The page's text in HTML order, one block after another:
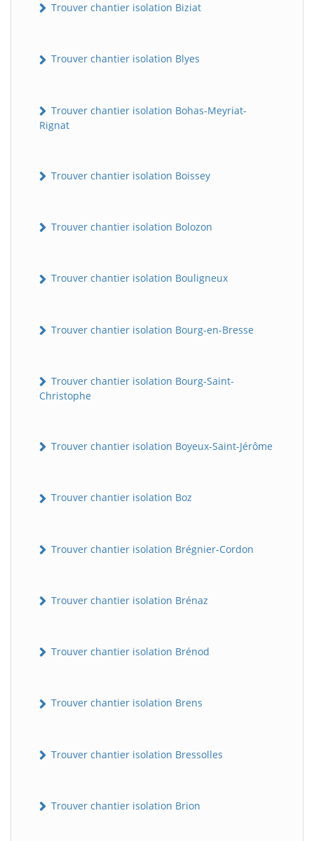
Trouver chantier isolation Biziat
Trouver chantier isolation Blyes
Trouver chantier isolation Bohas-Meyriat-
Rignat
Trouver chantier isolation Boissey
Trouver chantier isolation Bolozon
Trouver chantier isolation Bouligneux
Trouver chantier isolation Bourg-en-Bresse
Trouver chantier isolation Bourg-Saint-
Christophe
Trouver chantier isolation Boyeux-Saint-Jérôme
Trouver chantier isolation Boz
Trouver chantier isolation Brégnier-Cordon
Trouver chantier isolation Brénaz
Trouver chantier isolation Brénod
Trouver chantier isolation Brens
Trouver chantier isolation Bressolles
Trouver chantier isolation Brion